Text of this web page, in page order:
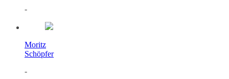
-
Moritz
Schöpfer
-